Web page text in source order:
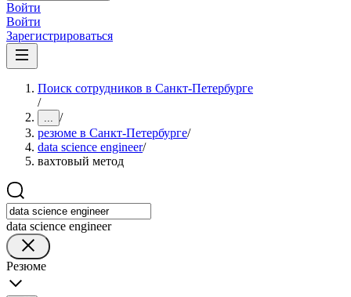
Войти
Войти
Зарегистрироваться
Поиск сотрудников в Санкт-Петербурге
/
... /
резюме в Санкт-Петербурге/
data science engineer/
вахтовый метод
data science engineer
Резюме